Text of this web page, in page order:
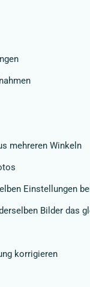
mehreren Winkeln
Einstellungen
Bilder das
korrigieren